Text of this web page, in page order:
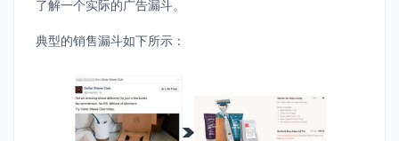
了解一个实际的广告漏斗。
典型的销售漏斗如下所示：